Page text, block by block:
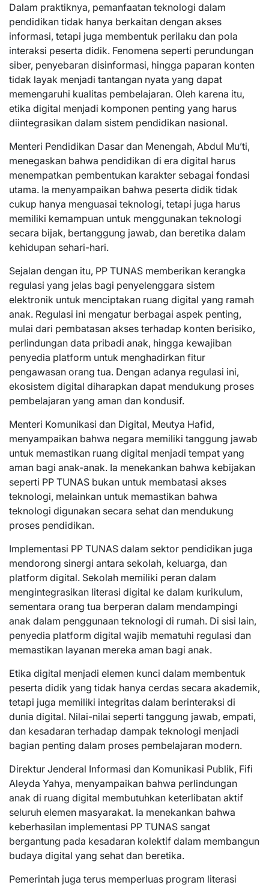
Dalam praktiknya, pemanfaatan teknologi dalam
pendidikan tidak hanya berkaitan dengan akses
informasi, tetapi juga membentuk perilaku dan pola
interaksi peserta didik. Fenomena seperti perundungan
siber, penyebaran disinformasi, hingga paparan konten
tidak layak menjadi tantangan nyata yang dapat
memengaruhi kualitas pembelajaran. Oleh karena itu,
etika digital menjadi komponen penting yang harus
diintegrasikan dalam sistem pendidikan nasional.
Menteri Pendidikan Dasar dan Menengah, Abdul Mu’ti,
menegaskan bahwa pendidikan di era digital harus
menempatkan pembentukan karakter sebagai fondasi
utama. Ia menyampaikan bahwa peserta didik tidak
cukup hanya menguasai teknologi, tetapi juga harus
memiliki kemampuan untuk menggunakan teknologi
secara bijak, bertanggung jawab, dan beretika dalam
kehidupan sehari-hari.
Sejalan dengan itu, PP TUNAS memberikan kerangka
regulasi yang jelas bagi penyelenggara sistem
elektronik untuk menciptakan ruang digital yang ramah
anak. Regulasi ini mengatur berbagai aspek penting,
mulai dari pembatasan akses terhadap konten berisiko,
perlindungan data pribadi anak, hingga kewajiban
penyedia platform untuk menghadirkan fitur
pengawasan orang tua. Dengan adanya regulasi ini,
ekosistem digital diharapkan dapat mendukung proses
pembelajaran yang aman dan kondusif.
Menteri Komunikasi dan Digital, Meutya Hafid,
menyampaikan bahwa negara memiliki tanggung jawab
untuk memastikan ruang digital menjadi tempat yang
aman bagi anak-anak. Ia menekankan bahwa kebijakan
seperti PP TUNAS bukan untuk membatasi akses
teknologi, melainkan untuk memastikan bahwa
teknologi digunakan secara sehat dan mendukung
proses pendidikan.
Implementasi PP TUNAS dalam sektor pendidikan juga
mendorong sinergi antara sekolah, keluarga, dan
platform digital. Sekolah memiliki peran dalam
mengintegrasikan literasi digital ke dalam kurikulum,
sementara orang tua berperan dalam mendampingi
anak dalam penggunaan teknologi di rumah. Di sisi lain,
penyedia platform digital wajib mematuhi regulasi dan
memastikan layanan mereka aman bagi anak.
Etika digital menjadi elemen kunci dalam membentuk
peserta didik yang tidak hanya cerdas secara akademik,
tetapi juga memiliki integritas dalam berinteraksi di
dunia digital. Nilai-nilai seperti tanggung jawab, empati,
dan kesadaran terhadap dampak teknologi menjadi
bagian penting dalam proses pembelajaran modern.
Direktur Jenderal Informasi dan Komunikasi Publik, Fifi
Aleyda Yahya, menyampaikan bahwa perlindungan
anak di ruang digital membutuhkan keterlibatan aktif
seluruh elemen masyarakat. Ia menekankan bahwa
keberhasilan implementasi PP TUNAS sangat
bergantung pada kesadaran kolektif dalam membangun
budaya digital yang sehat dan beretika.
Pemerintah juga terus memperluas program literasi